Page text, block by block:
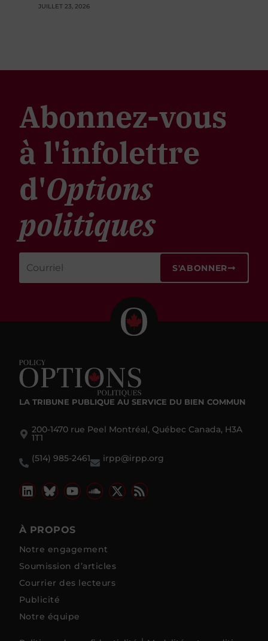
JUILLET 23, 2026
Abonnez-vous
à l'infolettre
d'Options
politiques
S'ABONNER
LA TRIBUNE PUBLIQUE AU SERVICE DU BIEN COMMUN
200-1470 rue Peel Montréal, Québec Canada, H3A
1T1
(514) 985-2461
irpp@irpp.org
À PROPOS
Notre engagement
Soumission d’articles
Courrier des lecteurs
Publicité
Notre équipe